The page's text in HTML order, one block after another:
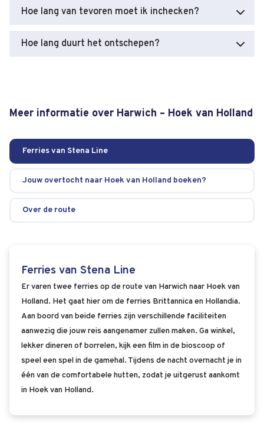
Hoe lang van tevoren moet ik inchecken?
Hoe lang duurt het ontschepen?
Meer informatie over Harwich – Hoek van Holland
Ferries van Stena Line
Jouw overtocht naar Hoek van Holland boeken?
Over de route
Ferries van Stena Line
Er varen twee ferries op de route van Harwich naar Hoek van
Holland. Het gaat hier om de ferries Brittannica en Hollandia.
Aan boord van beide ferries zijn verschillende faciliteiten
aanwezig die jouw reis aangenamer zullen maken. Ga winkel,
lekker dineren of borrelen, kijk een film in de bioscoop of
speel een spel in de gamehal. Tijdens de nacht overnacht je in
één van de comfortabele hutten, zodat je uitgerust aankomt
in Hoek van Holland.